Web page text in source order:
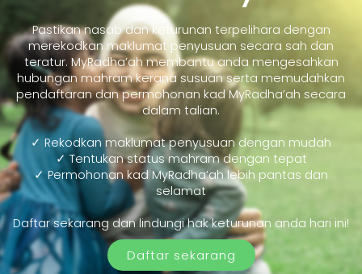
Pastikan nasab dan keturunan terpelihara dengan
merekodkan maklumat penyusuan secara sah dan
teratur. MyRadha’ah membantu anda mengesahkan
hubungan mahram kerana susuan serta memudahkan
pendaftaran dan permohonan kad MyRadha’ah secara
dalam talian.
✓ Rekodkan maklumat penyusuan dengan mudah
✓ Tentukan status mahram dengan tepat
✓ Permohonan kad MyRadha’ah lebih pantas dan
selamat
Daftar sekarang dan lindungi hak keturunan anda hari ini!
Daftar sekarang